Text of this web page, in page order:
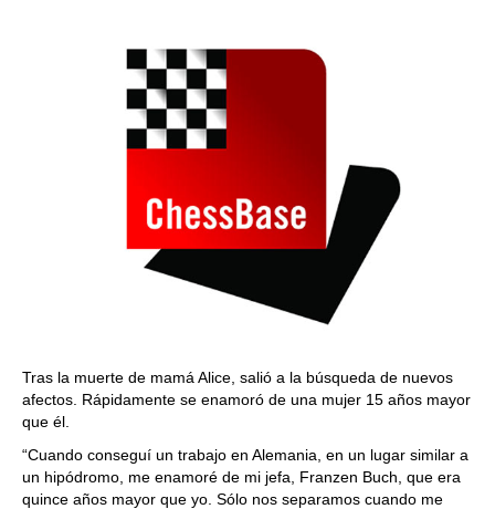
Tras la muerte de mamá Alice, salió a la búsqueda de nuevos
afectos. Rápidamente se enamoró de una mujer 15 años mayor
que él.
“Cuando conseguí un trabajo en Alemania, en un lugar similar a
un hipódromo, me enamoré de mi jefa, Franzen Buch, que era
quince años mayor que yo. Sólo nos separamos cuando me